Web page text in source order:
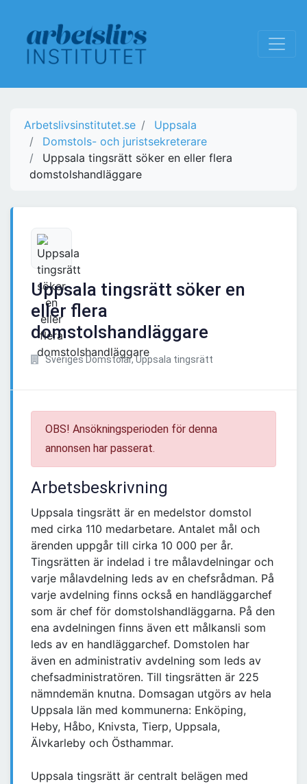
Arbetslivsinstitutet.se
Uppsala
Domstols- och juristsekreterare
Uppsala tingsrätt söker en eller flera
domstolshandläggare
Uppsala tingsrätt söker en
eller flera
domstolshandläggare
Sveriges Domstolar, Uppsala tingsrätt
OBS! Ansökningsperioden för denna
annonsen har passerat.
Arbetsbeskrivning
Uppsala tingsrätt är en medelstor domstol
med cirka 110 medarbetare. Antalet mål och
ärenden uppgår till cirka 10 000 per år.
Tingsrätten är indelad i tre målavdelningar och
varje målavdelning leds av en chefsrådman. På
varje avdelning finns också en handläggarchef
som är chef för domstolshandläggarna. På den
ena avdelningen finns även ett målkansli som
leds av en handläggarchef. Domstolen har
även en administrativ avdelning som leds av
chefsadministratören. Till tingsrätten är 225
nämndemän knutna. Domsagan utgörs av hela
Uppsala län med kommunerna: Enköping,
Heby, Håbo, Knivsta, Tierp, Uppsala,
Älvkarleby och Östhammar.
Uppsala tingsrätt är centralt belägen med